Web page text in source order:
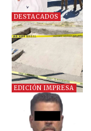
DESTACADOS
EDICIÓN IMPRESA